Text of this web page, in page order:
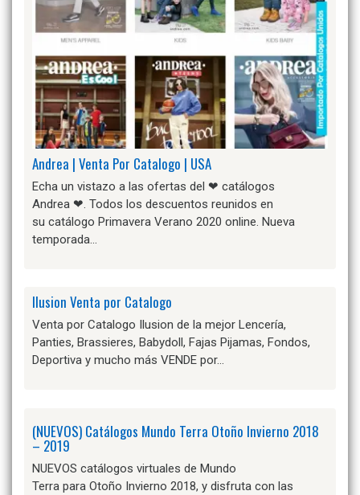
Andrea | Venta Por Catalogo | USA
Echa un vistazo a las ofertas del ❤ catálogos
Andrea ❤. Todos los descuentos reunidos en
su catálogo Primavera Verano 2020 online. Nueva
temporada…
Ilusion Venta por Catalogo
Venta por Catalogo Ilusion de la mejor Lencería,
Panties, Brassieres, Babydoll, Fajas Pijamas, Fondos,
Deportiva y mucho más VENDE por…
(NUEVOS) Catálogos Mundo Terra Otoño Invierno 2018
– 2019
NUEVOS catálogos virtuales de Mundo
Terra para Otoño Invierno 2018, y disfruta con las